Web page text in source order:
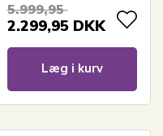
topmadras - Borg
5.999,95
2.299,95 DKK
Læg i kurv